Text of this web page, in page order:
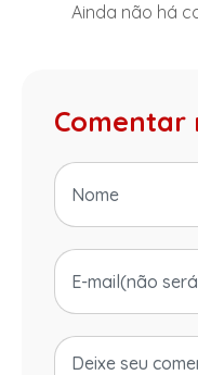
Ainda não há
Comentar